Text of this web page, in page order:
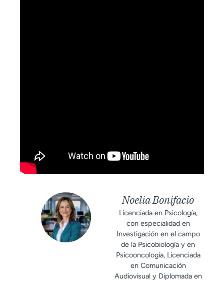
Noelia Bonifacio
Licenciada en Psicología,
con especialidad en
Investigación en el campo
de la Psicobiología y en
Psicooncología, Licenciada
en Comunicación
Audiovisual y Diplomada en